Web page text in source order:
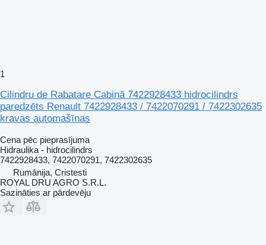
1
Cilindru de Rabatare Cabină 7422928433 hidrocilindrs
paredzēts Renault 7422928433 / 7422070291 / 7422302635
kravas automašīnas
Cena pēc pieprasījuma
Hidraulika - hidrocilindrs
7422928433, 7422070291, 7422302635
Rumānija, Cristesti
ROYAL DRU AGRO S.R.L.
Sazināties ar pārdevēju